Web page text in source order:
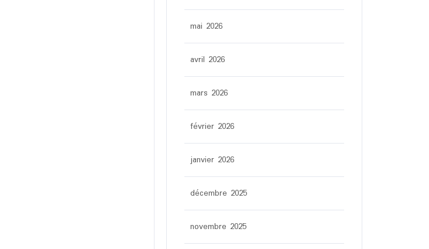
mai 2026
avril 2026
mars 2026
février 2026
janvier 2026
décembre 2025
novembre 2025